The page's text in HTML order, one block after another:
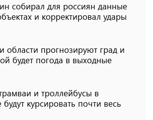
собирал для россиян данные
и ​​корректировал удары
области прогнозируют град и
будет погода в выходные
и троллейбусы в
курсировать почти весь